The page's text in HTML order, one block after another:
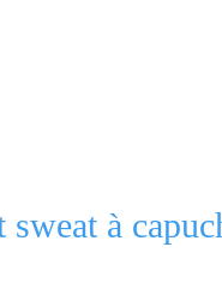
sweat à